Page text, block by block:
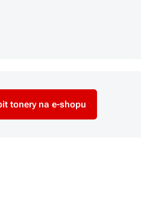
tonery na e-shopu